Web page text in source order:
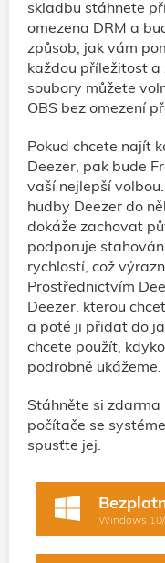
skladbu stáhnete
omezena DRM a
způsob, jak vám
každou příležitost a
soubory můžete
OBS bez omezení
Pokud chcete najít
Deezer, pak bude
vaší nejlepší
hudby Deezer do
dokáže zachovat
podporuje
rychlostí, což
Prostřednictvím
Deezer, kterou
a poté ji přidat do
chcete použít,
podrobně ukážeme.
Stáhněte si
počítače se
spusťte jej.
Windows